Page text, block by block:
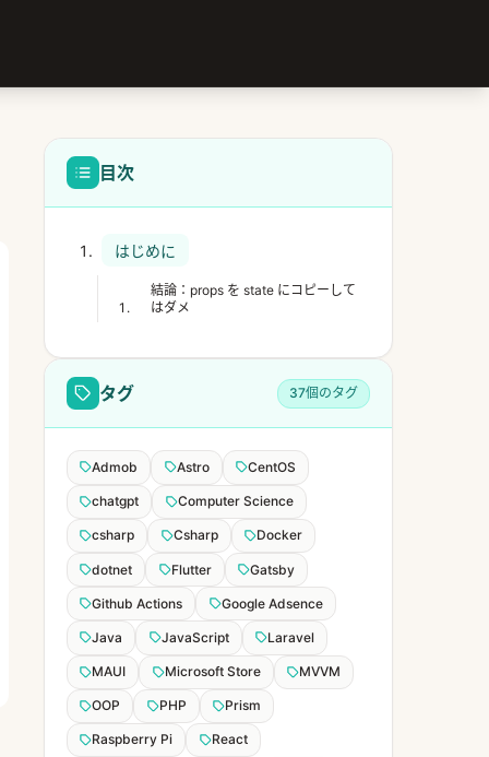
目次
はじめに
結論：props を state にコピーして
はダメ
タグ 37個のタグ
Admob Astro CentOS
chatgpt Computer Science
csharp Csharp Docker
dotnet Flutter Gatsby
Github Actions Google Adsence
Java JavaScript Laravel
MAUI Microsoft Store MVVM
OOP PHP Prism
Raspberry Pi React